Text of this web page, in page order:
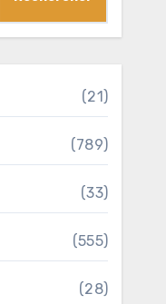
(21)
(789)
(33)
(555)
(28)